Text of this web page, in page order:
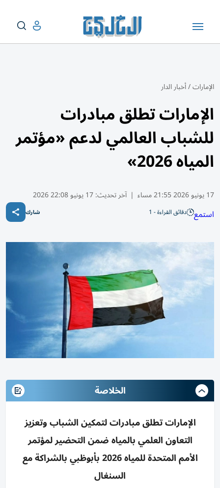
الإمارات/أخبار الدار
الإمارات تطلق مبادرات
للشباب العالمي لدعم «مؤتمر
المياه 2026»
17 يونيو 2026 21:55 مساء | آخر تحديث:17 يونيو 22:08 2026
استمع دقائق القراءة - 1 شارك
الخلاصة
الإمارات تطلق مبادرات لتمكين الشباب وتعزيز
التعاون العلمي بالمياه ضمن التحضير لمؤتمر
الأمم المتحدة للمياه 2026 بأبوظبي بالشراكة مع
السنغال